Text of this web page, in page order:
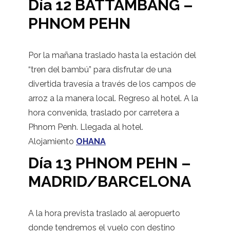
Día 12 BATTAMBANG –
PHNOM PEHN
Por la mañana traslado hasta la estación del
“tren del bambú” para disfrutar de una
divertida travesía a través de los campos de
arroz a la manera local. Regreso al hotel. A la
hora convenida, traslado por carretera a
Phnom Penh. Llegada al hotel.
Alojamiento OHANA
Día 13 PHNOM PEHN –
MADRID/BARCELONA
A la hora prevista traslado al aeropuerto
donde tendremos el vuelo con destino